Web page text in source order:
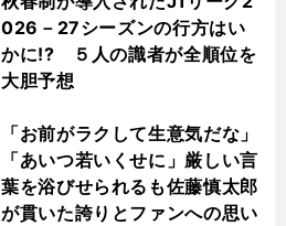
026－27シーズンの行方はい
かに!? ５人の識者が全順位を
大胆予想
「お前がラクして生意気だな」
「あいつ若いくせに」厳しい言
葉を浴びせられるも佐藤慎太郎
が貫いた誇りとファンへの思い